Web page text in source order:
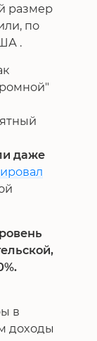
размер
по
.
даже
в
доходы